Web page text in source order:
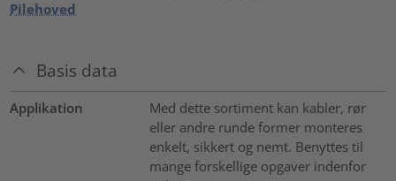
Pilehoved
Basis data
Applikation
Med dette sortiment kan kabler, rør
eller andre runde former monteres
enkelt, sikkert og nemt. Benyttes til
mange forskellige opgaver indenfor